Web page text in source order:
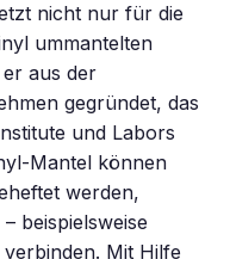
nicht nur für die
ummantelten
aus der
gegründet, das
und Labors
Mantel können
werden,
beispielsweise
Mit Hilfe